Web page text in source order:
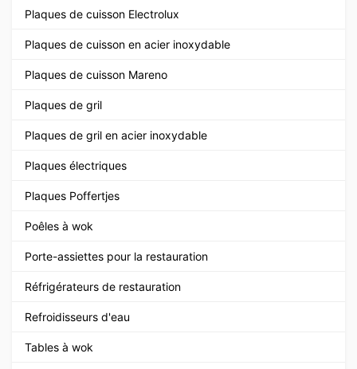
Plaques de cuisson Electrolux
Plaques de cuisson en acier inoxydable
Plaques de cuisson Mareno
Plaques de gril
Plaques de gril en acier inoxydable
Plaques électriques
Plaques Poffertjes
Poêles à wok
Porte-assiettes pour la restauration
Réfrigérateurs de restauration
Refroidisseurs d'eau
Tables à wok